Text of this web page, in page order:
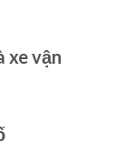
xe vận